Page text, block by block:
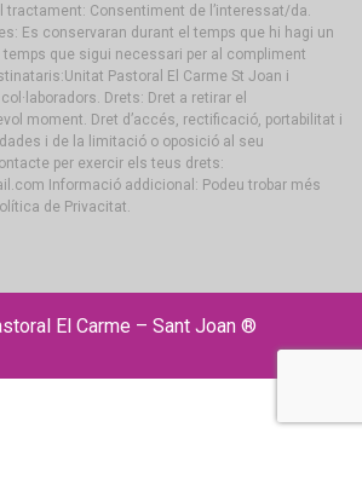
tractament: Consentiment de l’interessat/da.
Es conservaran durant el temps que hi hagi un
que sigui necessari per al compliment
Pastoral El Carme St Joan i
Drets: Dret a retirar el
moment. Dret d’accés, rectificació, portabilitat i
i de la limitació o oposició al seu
per exercir els teus drets:
Informació addicional: Podeu trobar més
de Privacitat.
El Carme – Sant Joan ®